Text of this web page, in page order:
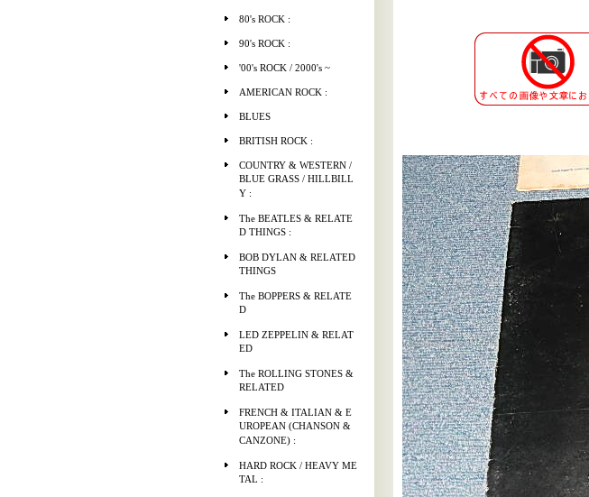
80's ROCK :
90's ROCK :
'00's ROCK / 2000's ~
AMERICAN ROCK :
BLUES
BRITISH ROCK :
COUNTRY & WESTERN /
BLUE GRASS / HILLBILL
Y :
The BEATLES & RELATE
D THINGS :
BOB DYLAN & RELATED
THINGS
The BOPPERS & RELATE
D
LED ZEPPELIN & RELAT
ED
The ROLLING STONES &
RELATED
FRENCH & ITALIAN & E
UROPEAN (CHANSON &
CANZONE) :
HARD ROCK / HEAVY ME
TAL :